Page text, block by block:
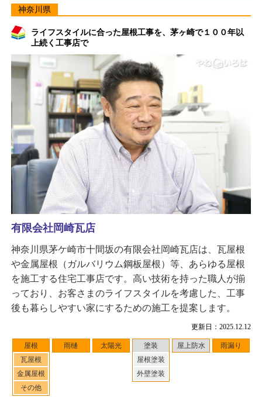
神奈川県
ライフスタイルに合った屋根工事を、茅ヶ崎で１００年以
上続く工事店で
更新日：2025.12.12
屋根
瓦屋根
金属屋根
その他
雨樋 太陽光
塗装
屋根塗装
外壁塗装
屋上防水 雨漏り
有限会社岡崎瓦店
神奈川県茅ケ崎市十間坂の有限会社岡崎瓦店は、瓦屋根
や金属屋根（ガルバリウム鋼板屋根）等、あらゆる屋根
を施工する住宅工事店です。高い技術を持った職人が揃
っており、お客さまのライフスタイルを考慮した、工事
後も暮らしやすい家にするための施工を提案します。